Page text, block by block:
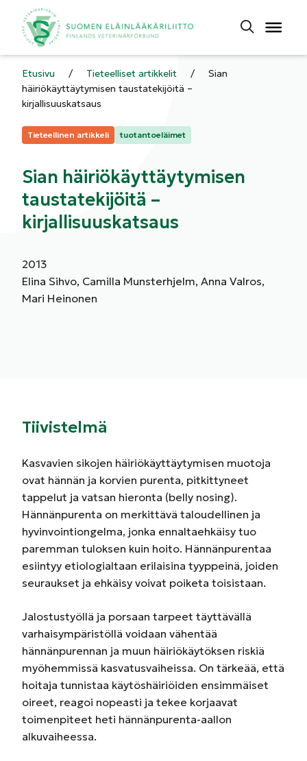
Etusivu / Tieteelliset artikkelit /
Sian
häiriökäyttäytymisen taustatekijöitä –
kirjallisuuskatsaus
Kategoriat:
Tieteellinen artikkeli tuotantoeläimet
Sian häiriökäyttäytymisen
taustatekijöitä –
kirjallisuuskatsaus
2013
Elina Sihvo, Camilla Munsterhjelm, Anna Valros,
Mari Heinonen
Tiivistelmä
Kasvavien sikojen häiriökäyttäytymisen muotoja
ovat hännän ja korvien purenta, pitkittyneet
tappelut ja vatsan hieronta (belly nosing).
Hännänpurenta on merkittävä taloudellinen ja
hyvinvointiongelma, jonka ennaltaehkäisy tuo
paremman tuloksen kuin hoito. Hännänpurentaa
esiintyy etiologialtaan erilaisina tyyppeinä, joiden
seuraukset ja ehkäisy voivat poiketa toisistaan.
Jalostustyöllä ja porsaan tarpeet täyttävällä
varhaisympäristöllä voidaan vähentää
hännänpurennan ja muun häiriökäytöksen riskiä
myöhemmissä kasvatusvaiheissa. On tärkeää, että
hoitaja tunnistaa käytöshäiriöiden ensimmäiset
oireet, reagoi nopeasti ja tekee korjaavat
toimenpiteet heti hännänpurenta-aallon
alkuvaiheessa.